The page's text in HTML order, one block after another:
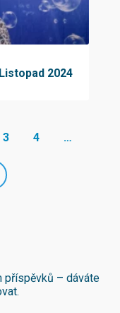
2024
3 4 …
příspěvků – dáváte